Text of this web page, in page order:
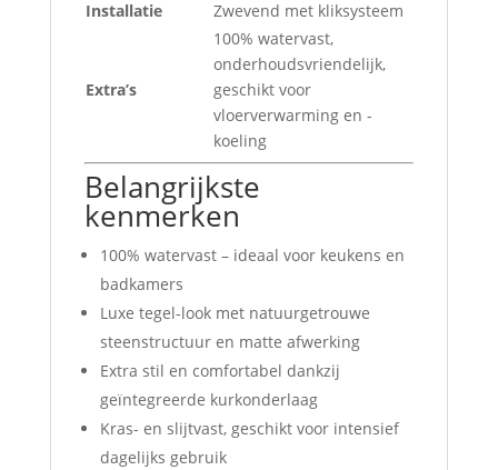
Installatie Zwevend met kliksysteem
Extra’s
100% watervast,
onderhoudsvriendelijk,
geschikt voor
vloerverwarming en -
koeling
Belangrijkste
kenmerken
100% watervast – ideaal voor keukens en
badkamers
Luxe tegel-look met natuurgetrouwe
steenstructuur en matte afwerking
Extra stil en comfortabel dankzij
geïntegreerde kurkonderlaag
Kras- en slijtvast, geschikt voor intensief
dagelijks gebruik